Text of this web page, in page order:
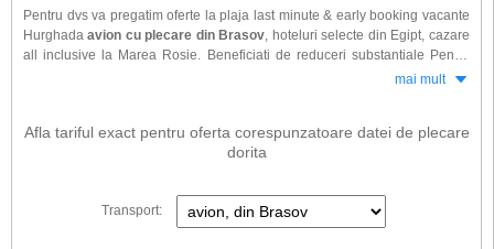
Pentru dvs va pregatim oferte la plaja last minute & early booking vacante
Hurghada avion cu plecare din Brasov, hoteluri selecte din Egipt, cazare
all inclusive la Marea Rosie. Beneficiati de reduceri substantiale Pentru
mai mult
Afla tariful exact pentru oferta corespunzatoare datei de plecare
dorita
Transport: